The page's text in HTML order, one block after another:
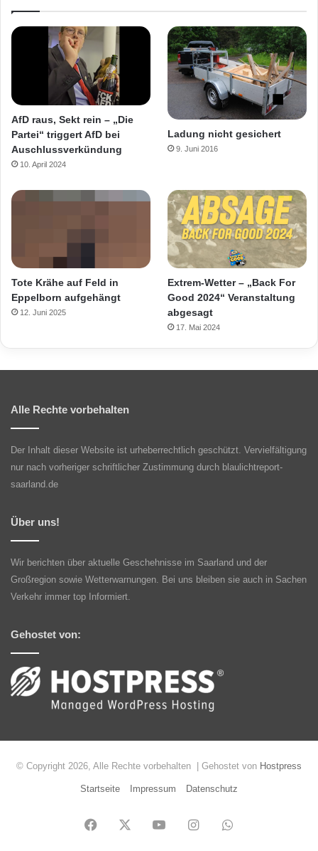
AfD raus, Sekt rein – „Die
Partei“ triggert AfD bei
Auschlussverkündung
10. April 2024
Ladung nicht gesichert
9. Juni 2016
Tote Krähe auf Feld in
Eppelborn aufgehängt
12. Juni 2025
Extrem-Wetter – „Back For
Good 2024“ Veranstaltung
abgesagt
17. Mai 2024
Alle Rechte vorbehalten
Der Inhalt dieser Website ist urheberrechtlich geschützt. Vervielfältigung
nur nach vorheriger schriftlicher Zustimmung durch blaulichtreport-
saarland.de
Über uns!
Wir berichten über aktuelle Geschehnisse im Saarland und der
Großregion sowie Wetterwarnungen. Bei uns bleiben sie auch in Sachen
Verkehr immer top Informiert.
Gehostet von:
© Copyright 2026, Alle Rechte vorbehalten | Gehostet von Hostpress
Startseite Impressum Datenschutz
Facebook YouTubeInstagramWhatsApp